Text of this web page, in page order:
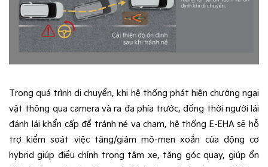
Trong quá trình di chuyển, khi hệ thống phát hiện chướng ngại
vật thông qua camera và ra đa phía trước, đồng thời người lái
đánh lái khẩn cấp để tránh né va chạm, hệ thống E-EHA sẽ hỗ
trợ kiểm soát việc tăng/giảm mô-men xoắn của động cơ
hybrid giúp điều chỉnh trọng tâm xe, tăng góc quay, giúp ổn